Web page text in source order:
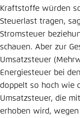
Kraftstoffe würden
Steuerlast tragen,
Stromsteuer
schauen. Aber zur
Umsatzsteuer
Energiesteuer bei
doppelt so hoch wie
Umsatzsteuer, die
erhoben wird,